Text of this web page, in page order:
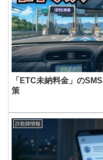
「ETC未納料金」の
策
詐欺師情報